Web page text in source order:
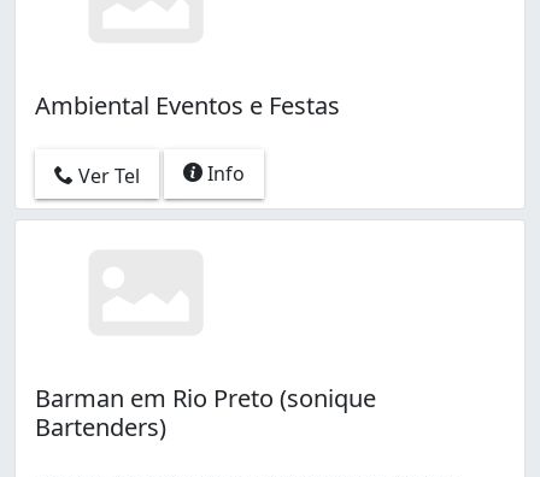
Ambiental Eventos e Festas
Ver Tel Info
Barman em Rio Preto (sonique
Bartenders)